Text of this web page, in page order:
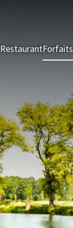
RestaurantForfaits